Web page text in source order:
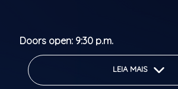
Doors open: 9:30 p.m.
Show starts: 10:30 p.m.
Classificação etária: M/16LEIA MAIS